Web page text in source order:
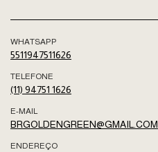
WHATSAPP
5511947511626
TELEFONE
(11) 94751 1626
E-MAIL
BRGOLDENGREEN@GMAIL.COM
ENDEREÇO